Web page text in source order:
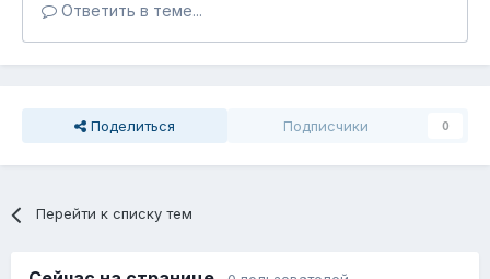
Ответить в теме...
Поделиться Подписчики 0
Перейти к списку тем